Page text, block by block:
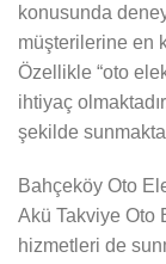
konusunda
müşterilerine en
Özellikle “oto
ihtiyaç
şekilde
Bahçeköy Oto
Akü Takviye Oto
hizmetleri de